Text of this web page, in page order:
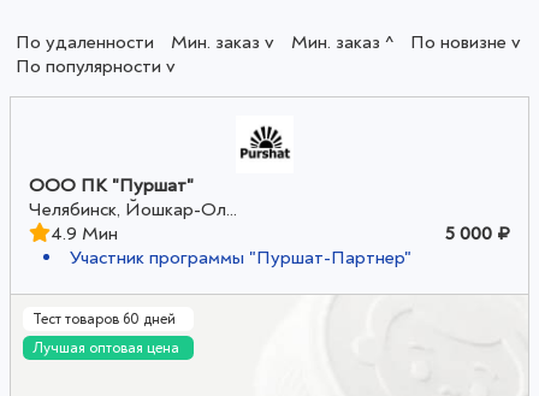
По удаленности Мин. заказ v Мин. заказ ^
По новизне v
По популярности v
ООО ПК "Пуршат"
Челябинск, Йошкар-Ол...
4.9 Мин
5 000 ₽
Участник программы "Пуршат-Партнер"
Тест товаров 60 дней
Лучшая оптовая цена